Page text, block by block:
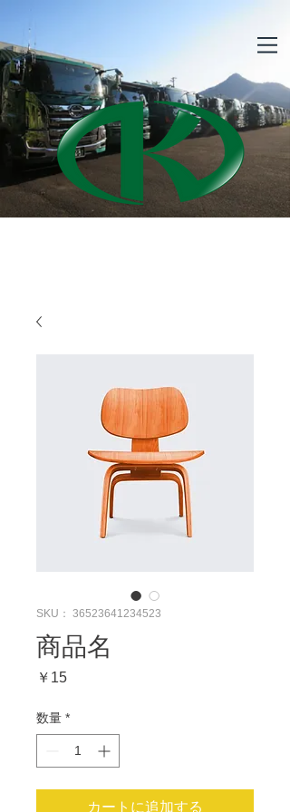
SKU： 36523641234523
商品名
￥15価
数量 *
カートに追加する